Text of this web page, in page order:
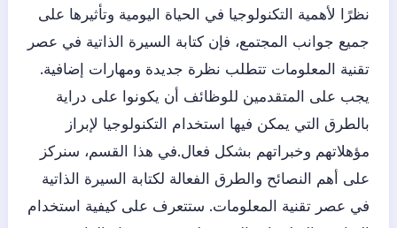
نظرًا لأهمية التكنولوجيا في الحياة اليومية وتأثيرها على
جميع جوانب المجتمع، فإن كتابة السيرة الذاتية في عصر
تقنية المعلومات تتطلب نظرة جديدة ومهارات إضافية.
يجب على المتقدمين للوظائف أن يكونوا على دراية
بالطرق التي يمكن فيها استخدام التكنولوجيا لإبراز
مؤهلاتهم وخبراتهم بشكل فعال.في هذا القسم، سنركز
على أهم النصائح والطرق الفعالة لكتابة السيرة الذاتية
في عصر تقنية المعلومات. ستتعرف على كيفية استخدام